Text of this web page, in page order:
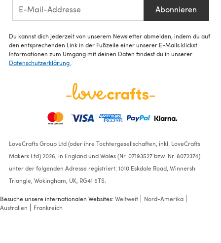
Abonnieren
Du kannst dich jederzeit von unserem Newsletter abmelden, indem du auf
den entsprechenden Link in der Fußzeile einer unserer E-Mails klickst.
Informationen zum Umgang mit deinen Daten findest du in unserer
Datenschutzerklärung
LoveCrafts Group Ltd (oder ihre Tochtergesellschaften, inkl. LoveCrafts
Makers Ltd) 2026, in England und Wales (Nr. 07193527 bzw. Nr. 8072374)
unter der folgenden Adresse registriert: 1010 Eskdale Road, Winnersh
Triangle, Wokingham, UK, RG41 5TS.
Besuche unsere internationalen Websites:Weltweit
Nord-Amerika
Australien
Frankreich